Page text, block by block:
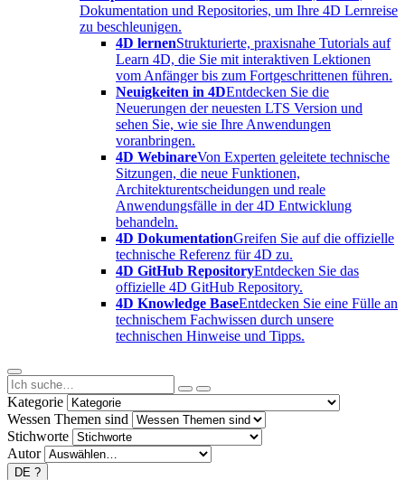
Dokumentation und Repositories, um Ihre 4D Lernreise
zu beschleunigen.
4D lernenStrukturierte, praxisnahe Tutorials auf
Learn 4D, die Sie mit interaktiven Lektionen
vom Anfänger bis zum Fortgeschrittenen führen.
Neuigkeiten in 4DEntdecken Sie die
Neuerungen der neuesten LTS Version und
sehen Sie, wie sie Ihre Anwendungen
voranbringen.
4D WebinareVon Experten geleitete technische
Sitzungen, die neue Funktionen,
Architekturentscheidungen und reale
Anwendungsfälle in der 4D Entwicklung
behandeln.
4D DokumentationGreifen Sie auf die offizielle
technische Referenz für 4D zu.
4D GitHub RepositoryEntdecken Sie das
offizielle 4D GitHub Repository.
4D Knowledge BaseEntdecken Sie eine Fülle an
technischem Fachwissen durch unsere
technischen Hinweise und Tipps.
Kategorie
Wessen Themen sind
Stichworte
Autor
DE ?